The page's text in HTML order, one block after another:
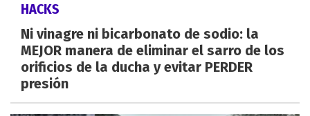
HACKS
Ni vinagre ni bicarbonato de sodio: la
MEJOR manera de eliminar el sarro de los
orificios de la ducha y evitar PERDER
presión